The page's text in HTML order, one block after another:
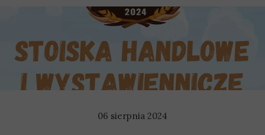
06 sierpnia 2024